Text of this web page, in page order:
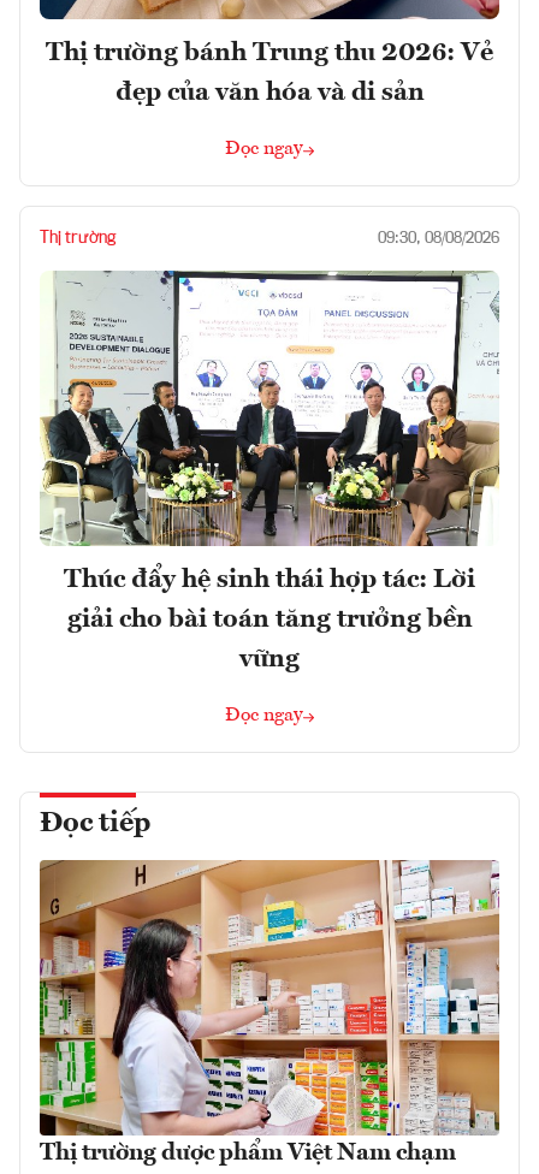
Thị trường bánh Trung thu 2026: Vẻ
đẹp của văn hóa và di sản
Đọc ngay
Thị trường 09:30, 08/08/2026
Thúc đẩy hệ sinh thái hợp tác: Lời
giải cho bài toán tăng trưởng bền
vững
Đọc ngay
Đọc tiếp
Thị trường dược phẩm Việt Nam chạm